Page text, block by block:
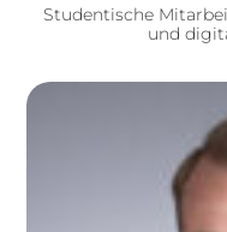
Studentische
und